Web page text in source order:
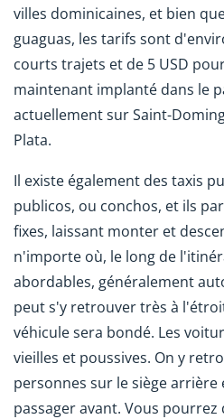
villes dominicaines, et bien
guaguas, les tarifs sont
courts trajets et de 5 USD
maintenant implanté dans le
actuellement sur Saint-
Plata.
Il existe également des taxis
publicos, ou conchos, et ils
fixes, laissant monter et
n'importe où, le long de
abordables, généralement
peut s'y retrouver très à
véhicule sera bondé. Les
vieilles et poussives. On y
personnes sur le siège arrière
passager avant. Vous